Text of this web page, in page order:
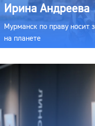
Ирина Андреева
Мурманск по праву носит
на планете